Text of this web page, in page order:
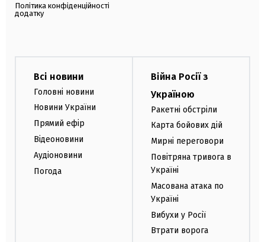
Політика конфіденційності
додатку
Всі новини
Головні новини
Новини України
Прямий ефір
Відеоновини
Аудіоновини
Погода
Війна Росії з
Україною
Ракетні обстріли
Карта бойових дій
Мирні переговори
Повітряна тривога в
Україні
Масована атака по
Україні
Вибухи у Росії
Втрати ворога